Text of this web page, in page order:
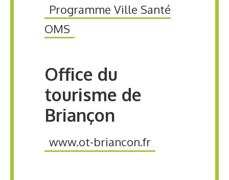
Programme Ville Santé
OMS
Office du
tourisme de
Briançon
www.ot-briancon.fr